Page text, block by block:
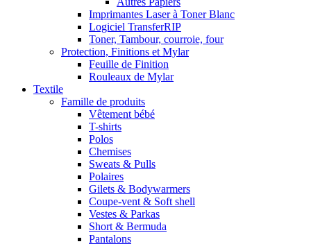
Imprimantes Laser à Toner Blanc
Logiciel TransferRIP
Toner, Tambour, courroie, four
Protection, Finitions et Mylar
Feuille de Finition
Rouleaux de Mylar
Textile
Famille de produits
Vêtement bébé
T-shirts
Polos
Chemises
Sweats & Pulls
Polaires
Gilets & Bodywarmers
Coupe-vent & Soft shell
Vestes & Parkas
Short & Bermuda
Pantalons